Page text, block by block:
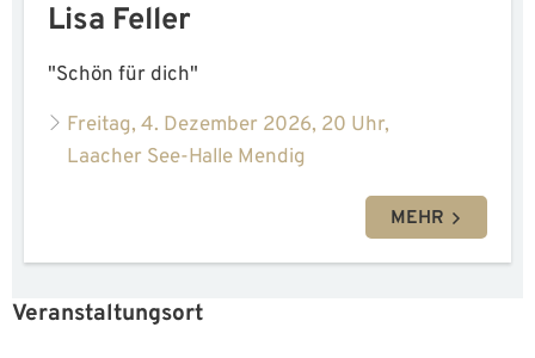
Lisa Feller
"Schön für dich"
Freitag, 4. Dezember 2026, 20 Uhr,
Laacher See-Halle Mendig
MEHR
Veranstaltungsort